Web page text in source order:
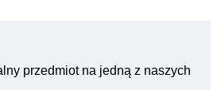
przedmiot na jedną z naszych